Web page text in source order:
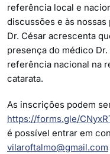
referência local e
discussões e às
Dr. César acrescenta
presença do médico
referência nacional na
catarata.
As inscrições podem
https://forms.gle/
é possível entrar em
vilaroftalmo@gmail.com